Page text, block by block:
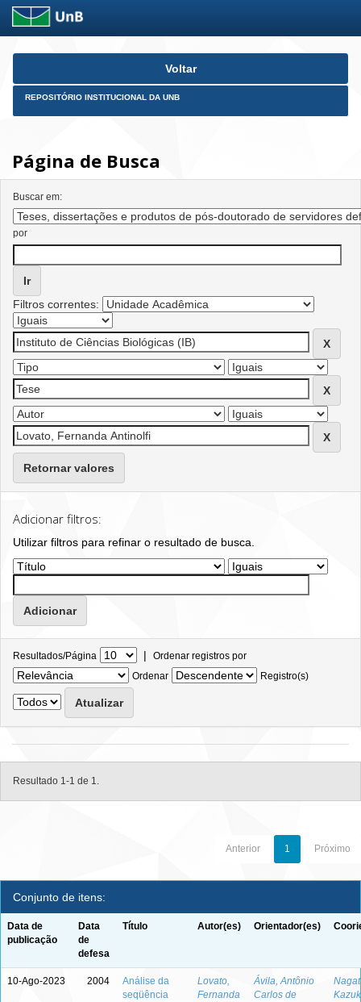
Skip
Voltar
REPOSITÓRIO INSTITUCIONAL DA UNB
Página de Busca
Buscar em:
por
Filtros correntes:
Retornar valores
Adicionar filtros:
Utilizar filtros para refinar o resultado de busca.
Resultados/Página | Ordenar registros por
Ordenar
Registro(s)
Resultado 1-1 de 1.
Anterior 1 Próximo
Conjunto de itens:
Data de
publicação
Data
de
defesa
Título Autor(es) Orientador(es)
10-Ago-2023 2004
Análise da
seqüência
Lovato,
Fernanda
Ávila, Antônio
Carlos de